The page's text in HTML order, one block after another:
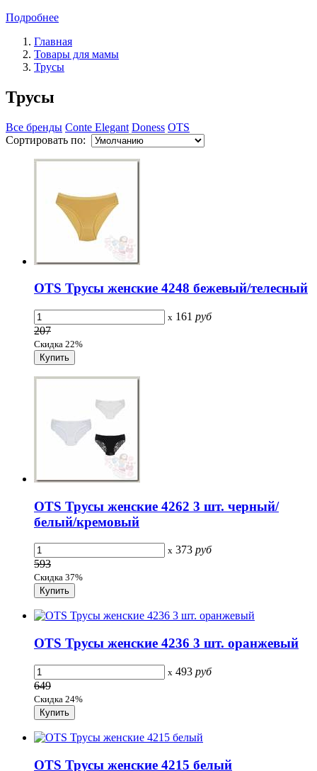
Подробнее
Главная
Товары для мамы
Трусы
Трусы
Все бренды Conte Elegant Doness OTS
Сортировать по:
OTS Трусы женские 4248 бежевый/телесный
x 161 руб
207
Скидка 22%
OTS Трусы женские 4262 3 шт. черный/
белый/кремовый
x 373 руб
593
Скидка 37%
OTS Трусы женские 4236 3 шт. оранжевый
x 493 руб
649
Скидка 24%
OTS Трусы женские 4215 белый